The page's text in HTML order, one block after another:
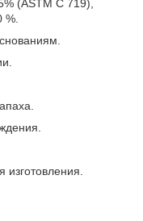
(ASTM C 719),
%.
изготовления.